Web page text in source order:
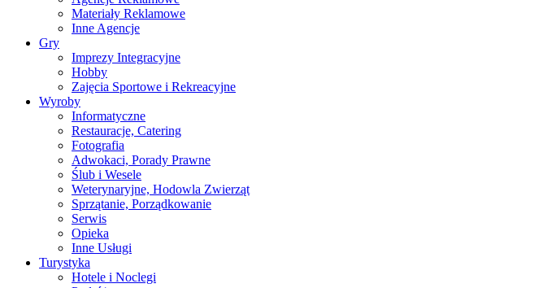
Materiały Reklamowe
Inne Agencje
Gry
Imprezy Integracyjne
Hobby
Zajęcia Sportowe i Rekreacyjne
Wyroby
Informatyczne
Restauracje, Catering
Fotografia
Adwokaci, Porady Prawne
Ślub i Wesele
Weterynaryjne, Hodowla Zwierząt
Sprzątanie, Porządkowanie
Serwis
Opieka
Inne Usługi
Turystyka
Hotele i Noclegi